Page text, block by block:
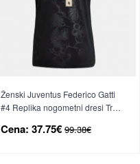
Ženski Juventus Federico Gatti
#4 Replika nogometni dresi Tretji
Cena: 37.75€ 99.38€